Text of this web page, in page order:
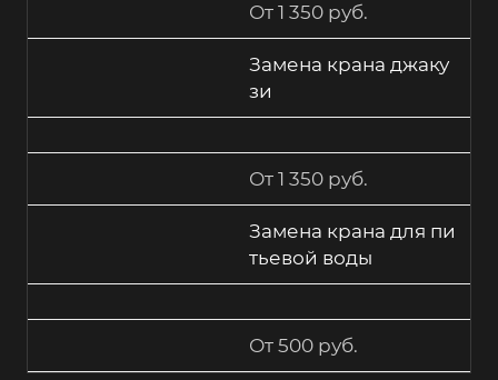
От 1 350 руб.
Замена крана джаку
зи
От 1 350 руб.
Замена крана для пи
тьевой воды
От 500 руб.